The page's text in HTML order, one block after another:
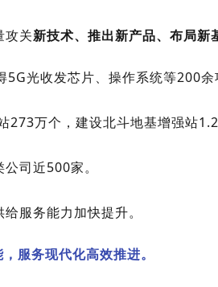
攻关新技术、推出新产品、布局新
5G光收发芯片、操作系统等200
273万个，建设北斗地基增强站
司近500家。
服务能力加快提升。
服务现代化高效推进。